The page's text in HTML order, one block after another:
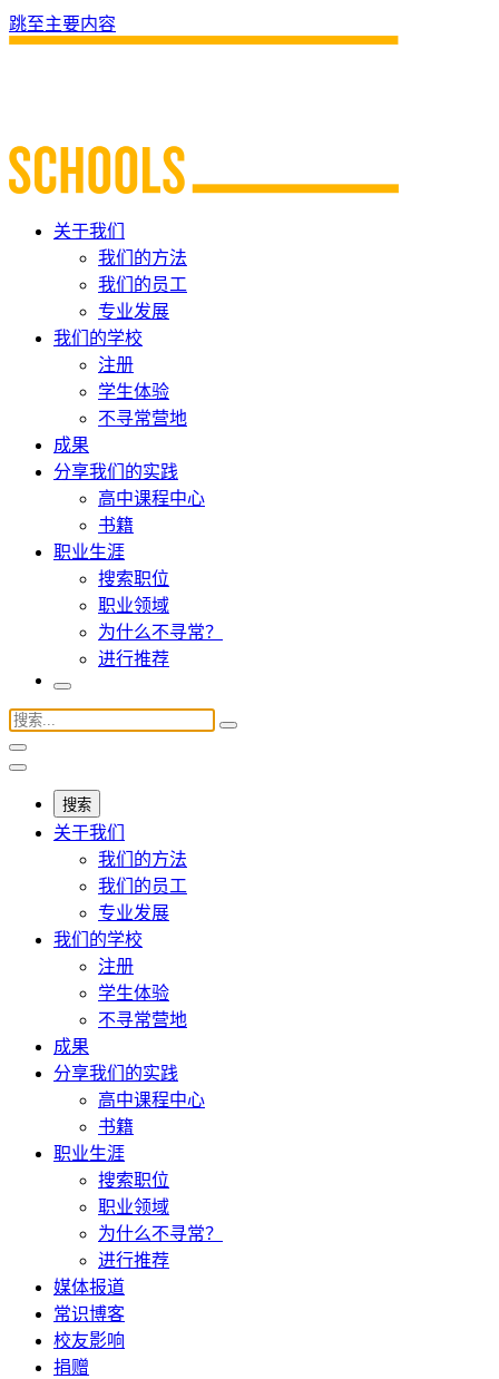
跳至主要内容
关于我们
我们的方法
我们的员工
专业发展
我们的学校
注册
学生体验
不寻常营地
成果
分享我们的实践
高中课程中心
书籍
职业生涯
搜索职位
职业领域
为什么不寻常？
进行推荐
搜索
关于我们
我们的方法
我们的员工
专业发展
我们的学校
注册
学生体验
不寻常营地
成果
分享我们的实践
高中课程中心
书籍
职业生涯
搜索职位
职业领域
为什么不寻常？
进行推荐
媒体报道
常识博客
校友影响
捐赠